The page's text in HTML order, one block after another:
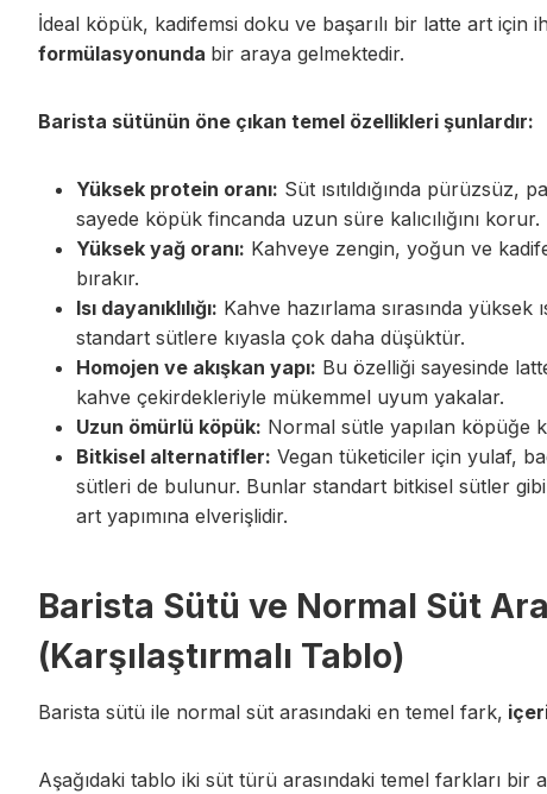
İdeal köpük, kadifemsi doku ve başarılı bir latte art için
formülasyonunda bir araya gelmektedir.
Barista sütünün öne çıkan temel özellikleri şunlardır:
Yüksek protein oranı: Süt ısıtıldığında
sayede köpük fincanda uzun süre kalıcılığını korur.
Yüksek yağ oranı: Kahveye zengin, yoğun ve
bırakır.
Isı dayanıklılığı: Kahve hazırlama sırasında yüksek
standart sütlere kıyasla çok daha düşüktür.
Homojen ve akışkan yapı: Bu özelliği sayesinde
kahve çekirdekleriyle mükemmel uyum yakalar.
Uzun ömürlü köpük: Normal sütle yapılan köpüğe
Bitkisel alternatifler: Vegan tüketiciler için yulaf,
sütleri de bulunur. Bunlar standart bitkisel sütler
art yapımına elverişlidir.
Barista Sütü ve Normal Süt
(Karşılaştırmalı Tablo)
Barista sütü ile normal süt arasındaki en temel fark,
Aşağıdaki tablo iki süt türü arasındaki temel farkları bir